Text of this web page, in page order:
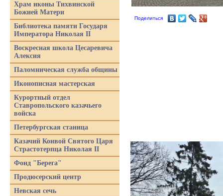
Поделиться
Храм иконы Тихвинской
Божией Матери
Библиотека памяти Государя
Императора Николая II
Воскресная школа Цесаревича
Алексия
Паломническая служба общины
Иконописная мастерская
Курортный отдел
Ставропольского казачьего
войска
Петербургская станица
Казачий Конвой Святого Царя
Страстотерпца Николая II
Фонд "Берега"
Продюсерский центр
Невская сечь